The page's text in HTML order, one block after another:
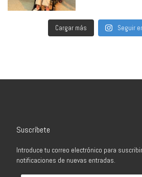
Cargar más Seguir
Suscríbete
Introduce tu correo electrónico para
notificaciones de nuevas entradas.